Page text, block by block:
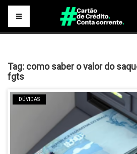
Tag: como saber o valor do
fgts
DÚVIDAS